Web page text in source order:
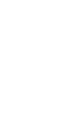
Troškovi